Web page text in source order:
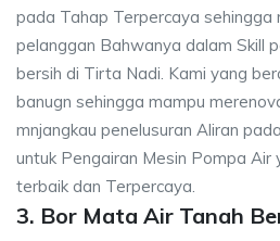
pada Tahap Terpercaya sehingga
pelanggan Bahwanya dalam Skill
bersih di Tirta Nadi. Kami yang
banugn sehingga mampu
mnjangkau penelusuran Aliran
untuk Pengairan Mesin Pompa
terbaik dan Terpercaya.
3. Bor Mata Air Tanah